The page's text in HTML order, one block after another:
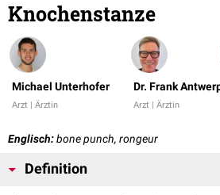
Knochenstanze
Michael Unterhofer
Arzt | Ärztin
Dr. Frank
Arzt | Ärztin
Englisch:bone punch, rongeur
Definition